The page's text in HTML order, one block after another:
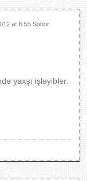
at 8:55 Səhər
yaxşı işləyiblər.